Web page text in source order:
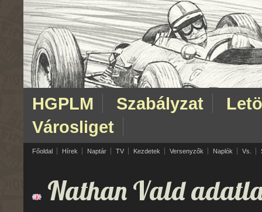
HGPLM Szabályzat
Városliget
Főoldal Hírek Naptár TV Kezdetek Versenyzők Naplók Vs.
Nathan Vald